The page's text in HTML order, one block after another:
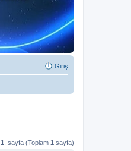
Giriş
1 . sayfa (Toplam 1 sayfa)